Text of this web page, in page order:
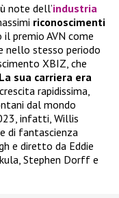
note dell’industria
riconoscimenti
premio AVN come
nello stesso periodo
XBIZ, che
La sua carriera era
rapidissima,
dal mondo
infatti, Willis
di fantascienza
e diretto da Eddie
Stephen Dorff e